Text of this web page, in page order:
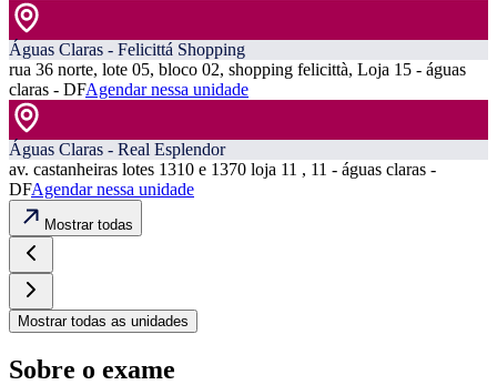
Águas Claras - Felicittá Shopping
rua 36 norte, lote 05, bloco 02, shopping felicittà, Loja 15 - águas
claras - DFAgendar nessa unidade
Águas Claras - Real Esplendor
av. castanheiras lotes 1310 e 1370 loja 11 , 11 - águas claras -
DFAgendar nessa unidade
Mostrar todas
Mostrar todas as unidades
Sobre o exame